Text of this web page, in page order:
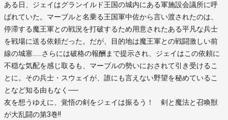
ある日、ジェイはグランイルド王国の城内にある軍施設会議所に呼
ばれていた。マーブルと名乗る王国軍中佐から言い渡されたのは、
停滞する魔王軍との戦況を打破するため用意されたある平凡な兵士
を戦場に送る依頼だった。だが、目的地は魔王軍との戦闘激しい前
線の城塞……さらには破格の報酬まで提示され、ジェイはこの依頼に
不穏な気配を感じ取るも、マーブルの勢いにおされて引き受けるこ
とに。その兵士・スウェイが、誰にも言えない野望を秘めているこ
となど知る由もなく──
友を想うゆえに、覚悟の剣をジェイは振るう！ 剣と魔法と召喚獣
が大乱闘の第3巻!!